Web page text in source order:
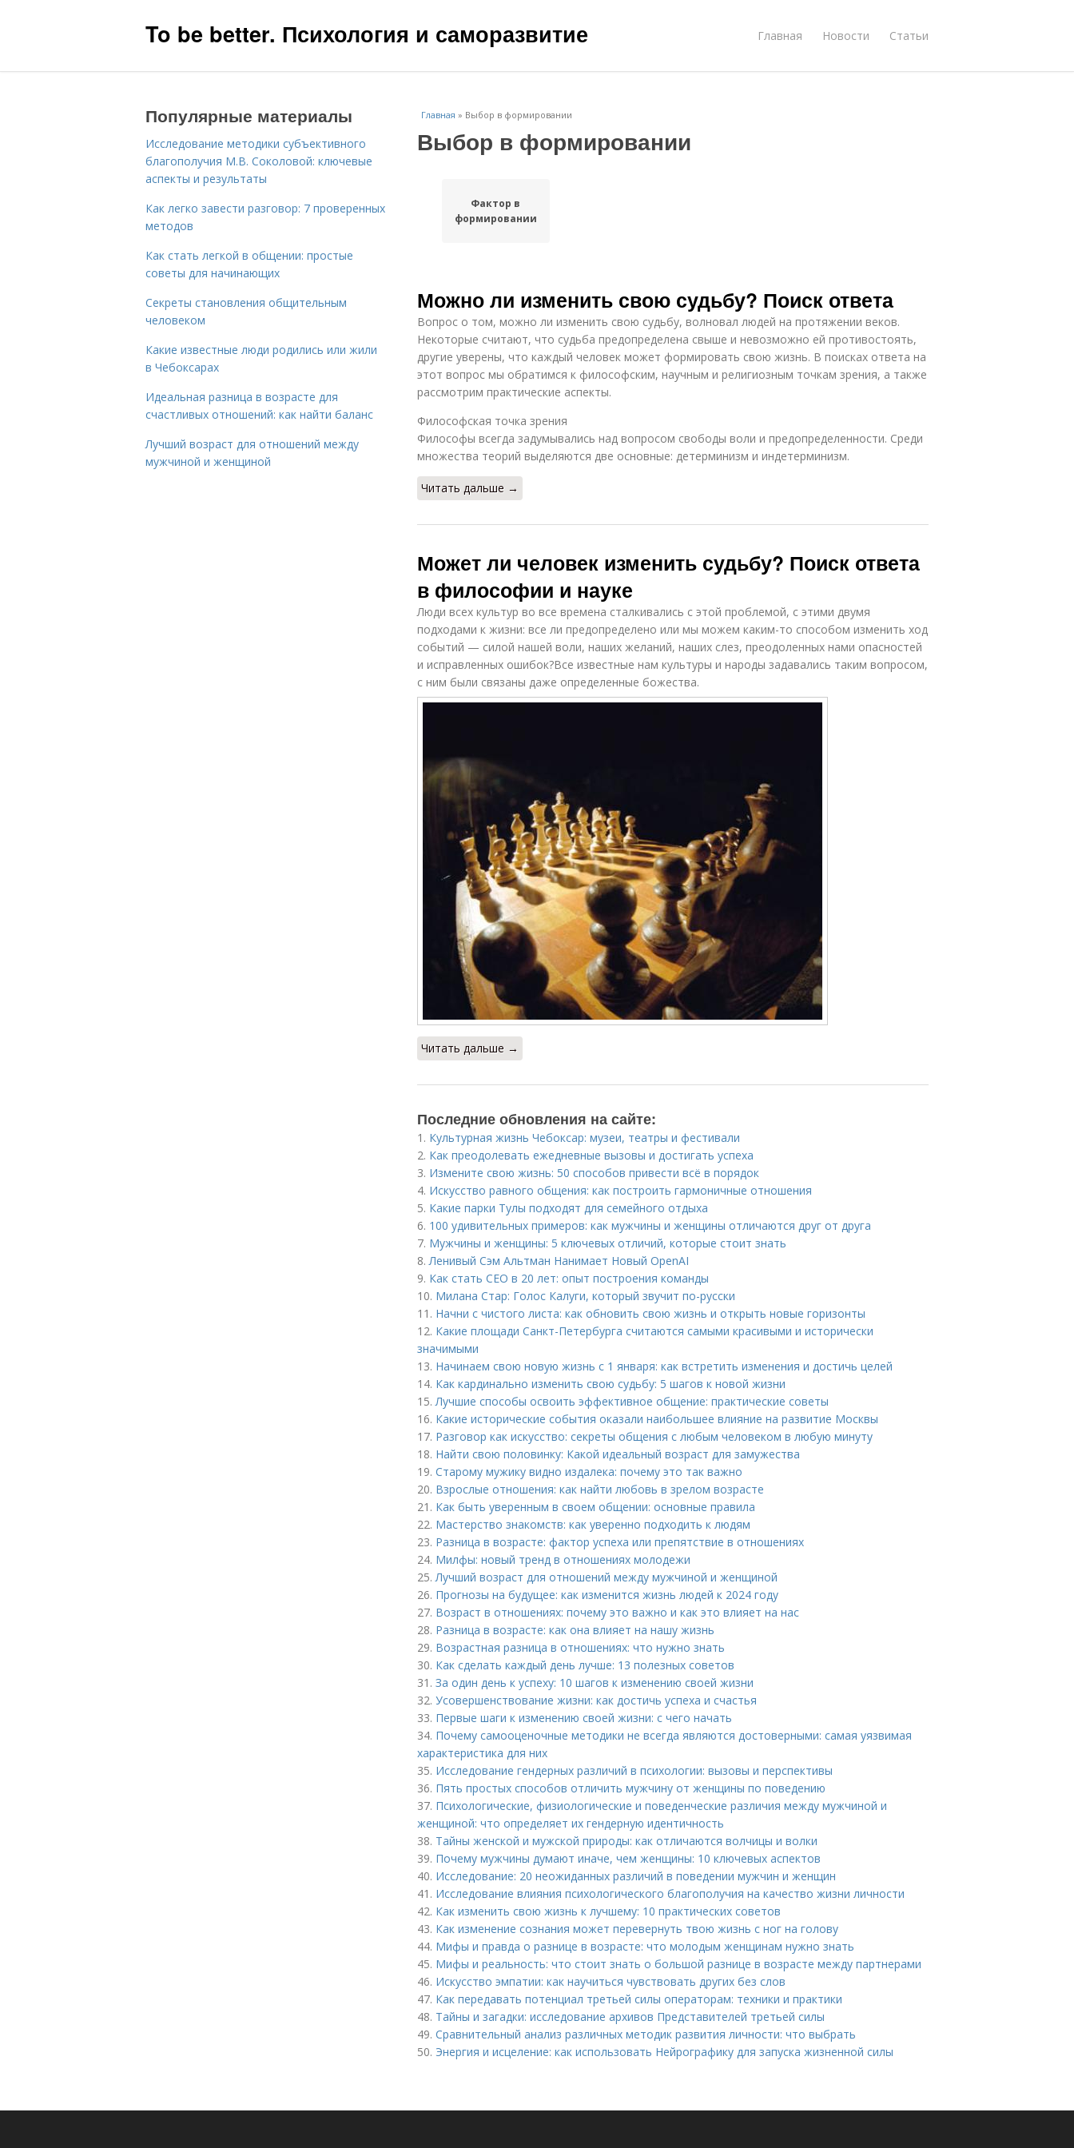
To be better. Психология и саморазвитие Главная Новости Статьи
Главная » Выбор в формировании
Выбор в формировании
Фактор в
формировании
Можно ли изменить свою судьбу? Поиск ответа
Вопрос о том, можно ли изменить свою судьбу, волновал людей на протяжении веков.
Некоторые считают, что судьба предопределена свыше и невозможно ей противостоять,
другие уверены, что каждый человек может формировать свою жизнь. В поисках ответа на
этот вопрос мы обратимся к философским, научным и религиозным точкам зрения, а также
рассмотрим практические аспекты.
Философская точка зрения
Философы всегда задумывались над вопросом свободы воли и предопределенности. Среди
множества теорий выделяются две основные: детерминизм и индетерминизм.
Читать дальше →
Может ли человек изменить судьбу? Поиск ответа
в философии и науке
Люди всех культур во все времена сталкивались с этой проблемой, с этими двумя
подходами к жизни: все ли предопределено или мы можем каким-то способом изменить ход
событий — силой нашей воли, наших желаний, наших слез, преодоленных нами опасностей
и исправленных ошибок?Все известные нам культуры и народы задавались таким вопросом,
с ним были связаны даже определенные божества.
Читать дальше →
Последние обновления на сайте:
1. Культурная жизнь Чебоксар: музеи, театры и фестивали
2. Как преодолевать ежедневные вызовы и достигать успеха
3. Измените свою жизнь: 50 способов привести всё в порядок
4. Искусство равного общения: как построить гармоничные отношения
5. Какие парки Тулы подходят для семейного отдыха
6. 100 удивительных примеров: как мужчины и женщины отличаются друг от друга
7. Мужчины и женщины: 5 ключевых отличий, которые стоит знать
8.Ленивый Сэм Альтман Нанимает Новый OpenAI
9. Как стать CEO в 20 лет: опыт построения команды
10. Милана Стар: Голос Калуги, который звучит по-русски
11. Начни с чистого листа: как обновить свою жизнь и открыть новые горизонты
12. Какие площади Санкт-Петербурга считаются самыми красивыми и исторически
значимыми
13. Начинаем свою новую жизнь с 1 января: как встретить изменения и достичь целей
14. Как кардинально изменить свою судьбу: 5 шагов к новой жизни
15.Лучшие способы освоить эффективное общение: практические советы
16. Какие исторические события оказали наибольшее влияние на развитие Москвы
17. Разговор как искусство: секреты общения с любым человеком в любую минуту
18. Найти свою половинку: Какой идеальный возраст для замужества
19. Старому мужику видно издалека: почему это так важно
20. Взрослые отношения: как найти любовь в зрелом возрасте
21. Как быть уверенным в своем общении: основные правила
22. Мастерство знакомств: как уверенно подходить к людям
23. Разница в возрасте: фактор успеха или препятствие в отношениях
24. Милфы: новый тренд в отношениях молодежи
25.Лучший возраст для отношений между мужчиной и женщиной
26. Прогнозы на будущее: как изменится жизнь людей к 2024 году
27. Возраст в отношениях: почему это важно и как это влияет на нас
28. Разница в возрасте: как она влияет на нашу жизнь
29. Возрастная разница в отношениях: что нужно знать
30. Как сделать каждый день лучше: 13 полезных советов
31. За один день к успеху: 10 шагов к изменению своей жизни
32. Усовершенствование жизни: как достичь успеха и счастья
33. Первые шаги к изменению своей жизни: с чего начать
34. Почему самооценочные методики не всегда являются достоверными: самая уязвимая
характеристика для них
35. Исследование гендерных различий в психологии: вызовы и перспективы
36. Пять простых способов отличить мужчину от женщины по поведению
37. Психологические, физиологические и поведенческие различия между мужчиной и
женщиной: что определяет их гендерную идентичность
38. Тайны женской и мужской природы: как отличаются волчицы и волки
39. Почему мужчины думают иначе, чем женщины: 10 ключевых аспектов
40. Исследование: 20 неожиданных различий в поведении мужчин и женщин
41. Исследование влияния психологического благополучия на качество жизни личности
42. Как изменить свою жизнь к лучшему: 10 практических советов
43. Как изменение сознания может перевернуть твою жизнь с ног на голову
44. Мифы и правда о разнице в возрасте: что молодым женщинам нужно знать
45. Мифы и реальность: что стоит знать о большой разнице в возрасте между партнерами
46. Искусство эмпатии: как научиться чувствовать других без слов
47. Как передавать потенциал третьей силы операторам: техники и практики
48. Тайны и загадки: исследование архивов Представителей третьей силы
49. Сравнительный анализ различных методик развития личности: что выбрать
50. Энергия и исцеление: как использовать Нейрографику для запуска жизненной силы
Популярные материалы
Исследование методики субъективного
благополучия М.В. Соколовой: ключевые
аспекты и результаты
Как легко завести разговор: 7 проверенных
методов
Как стать легкой в общении: простые
советы для начинающих
Секреты становления общительным
человеком
Какие известные люди родились или жили
в Чебоксарах
Идеальная разница в возрасте для
счастливых отношений: как найти баланс
Лучший возраст для отношений между
мужчиной и женщиной